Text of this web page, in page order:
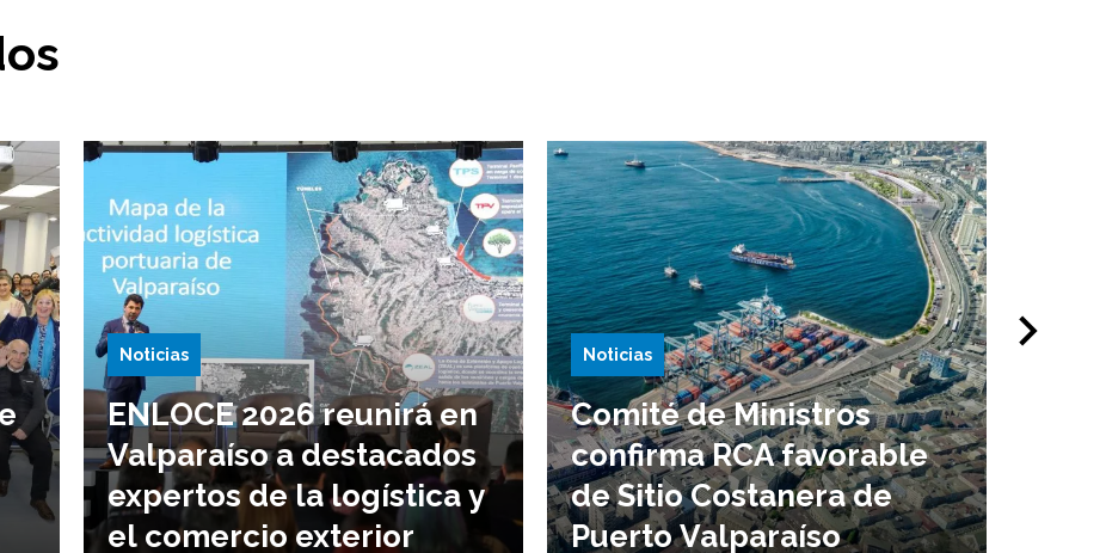
Noticias
ENLOCE 2026 reunirá en
Valparaíso a destacados
expertos de la logística y
el comercio exterior
Noticias
Comité de Ministros
confirma RCA favorable
de Sitio Costanera de
Puerto Valparaíso